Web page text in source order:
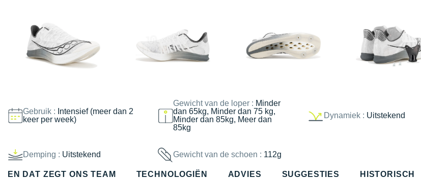
Gebruik : Intensief (meer dan 2
keer per week)
Gewicht van de loper : Minder
dan 65kg, Minder dan 75 kg,
Minder dan 85kg, Meer dan
85kg
Dynamiek : Uitstekend
Demping : Uitstekend Gewicht van de schoen : 112g
EN DAT ZEGT ONS TEAM TECHNOLOGIËN ADVIES SUGGESTIES HISTORISCH